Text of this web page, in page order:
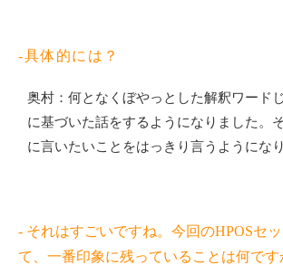
-具体的には？
奥村：何となくぼやっとした解釈ワード
に基づいた話をするようになりました。
に言いたいことをはっきり言うようにな
- それはすごいですね。今回のHPOSセ
て、一番印象に残っていることは何です